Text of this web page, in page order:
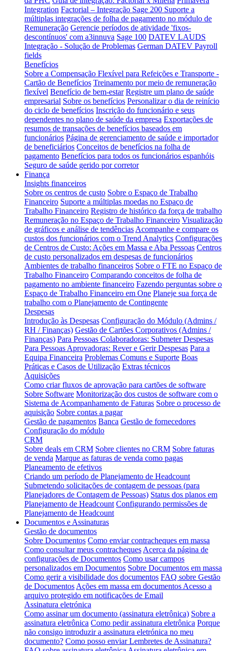
Integration Factorial – Integração Sage 200 Suporte a
múltiplas integrações de folha de pagamento no módulo de
Remuneração Gerencie períodos de atividade 'fixos-
descontínuos' com a3innuva Sage 100 DATEV LAUDS
Integração - Solução de Problemas German DATEV Payroll
fields
Benefícios
Sobre a Compensação Flexível para Refeições e Transporte -
Cartão de Benefícios Treinamento por meio de remuneração
flexível Benefício de bem-estar Registre um plano de saúde
empresarial Sobre os benefícios Personalizar o dia de reinício
do ciclo de benefícios Inscrição do funcionário e seus
dependentes no plano de saúde da empresa Exportações de
resumos de transações de benefícios baseados em
funcionários Página de gerenciamento de saúde e importador
de beneficiários Conceitos de benefícios na folha de
pagamento Benefícios para todos os funcionários espanhóis
Seguro de saúde gerido por corretor
Finança
Insights financeiros
Sobre os centros de custo Sobre o Espaço de Trabalho
Financeiro Suporte a múltiplas moedas no Espaço de
Trabalho Financeiro Registro de histórico da força de trabalho
Remuneração no Espaço de Trabalho Financeiro Visualização
de gráficos e análise de tendências Acompanhe e compare os
custos dos funcionários com o Trend Analytics Configurações
de Centros de Custo: Ações em Massa e Aba Pessoas Centros
de custo personalizados em despesas de funcionários
Ambientes de trabalho financeiros Sobre o FTE no Espaço de
Trabalho Financeiro Comparando conceitos de folha de
pagamento no ambiente financeiro Fazendo perguntas sobre o
Espaço de Trabalho Financeiro em One Planeje sua força de
trabalho com o Planejamento de Contingente
Despesas
Introdução às Despesas Configuração do Módulo (Admins /
RH / Finanças) Gestão de Cartões Corporativos (Admins /
Finanças) Para Pessoas Colaboradoras: Submeter Despesas
Para Pessoas Aprovadoras: Rever e Gerir Despesas Para a
Equipa Financeira Problemas Comuns e Suporte Boas
Práticas e Casos de Utilização Extras técnicos
Aquisições
Como criar fluxos de aprovação para cartões de software
Sobre Software Monitorização dos custos de software com o
Sistema de Acompanhamento de Faturas Sobre o processo de
aquisição Sobre contas a pagar
Gestão de pagamentos Banca Gestão de fornecedores
Configuração do módulo
CRM
Sobre deals em CRM Sobre clientes no CRM Sobre faturas
de venda Marque as faturas de venda como pagas
Planeamento de efetivos
Criando um período de Planejamento de Headcount
Submetendo solicitações de contagem de pessoas (para
Planejadores de Contagem de Pessoas) Status dos planos em
Planejamento de Headcount Configurando permissões de
Planejamento de Headcount
Documentos e Assinaturas
Gestão de documentos
Sobre Documentos Como enviar contracheques em massa
Como consultar meus contracheques Acerca da página de
configurações de Documentos Como usar campos
personalizados em Documentos Sobre Documentos em massa
Como gerir a visibilidade dos documentos FAQ sobre Gestão
de Documentos Ações em massa em documentos Acesso a
arquivo protegido em notificações de Email
Assinatura eletrónica
Como assinar um documento (assinatura eletrônica) Sobre a
assinatura eletrônica Como pedir assinatura eletrônica Porque
não consigo introduzir a assinatura eletrónica no meu
documento? Como posso enviar Lembretes de Assinatura?